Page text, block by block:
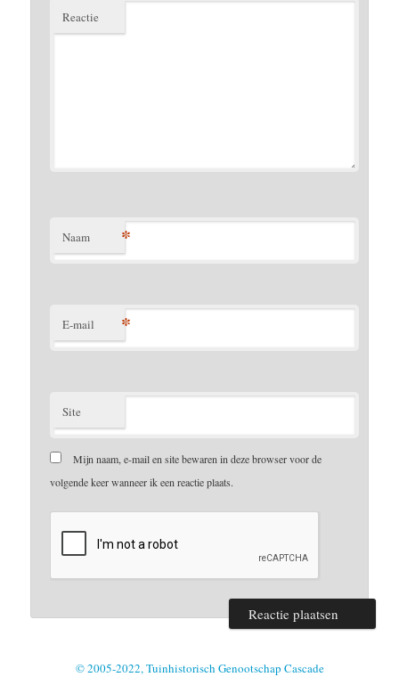
Reactie
Naam *
E-mail *
Site
Mijn naam, e-mail en site bewaren in deze browser voor de
volgende keer wanneer ik een reactie plaats.
© 2005-2022, Tuinhistorisch Genootschap Cascade